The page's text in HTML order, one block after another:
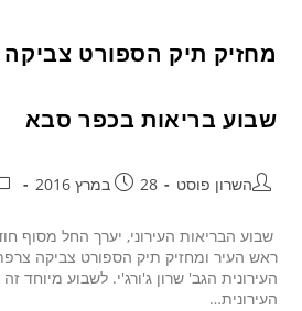
מחזיק תיק הספורט צביקה
שבוע בריאות בכפר סבא
השרון פוסט 28 במרץ 2016
שבוע הבריאות העירוני, יערך החל מסוף
ראש העיר ומחזיק תיק הספורט צביקה
העירונית הגב' שרון ג'ורג'י. לשבוע מיוחד
העירונית…